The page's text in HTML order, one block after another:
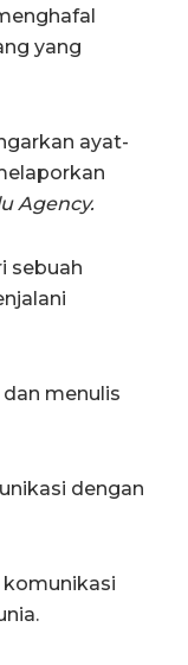
yang
ayat-
Agency.
sebuah
menulis
dengan